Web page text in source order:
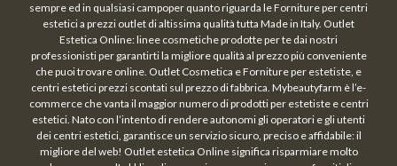
sempre ed in qualsiasi campoper quanto riguarda le Forniture per centri
estetici a prezzi outlet di altissima qualità tutta Made in Italy. Outlet
Estetica Online: linee cosmetiche prodotte per te dai nostri
professionisti per garantirti la migliore qualità al prezzo più conveniente
che puoi trovare online. Outlet Cosmetica e Forniture per estetiste, e
centri estetici prezzi scontati sul prezzo di fabbrica. Mybeautyfarm è l’e-
commerce che vanta il maggior numero di prodotti per estetiste e centri
estetici. Nato con l’intento di rendere autonomi gli operatori e gli utenti
dei centri estetici, garantisce un servizio sicuro, preciso e affidabile: il
migliore del web! Outlet estetica Online significa risparmiare molto